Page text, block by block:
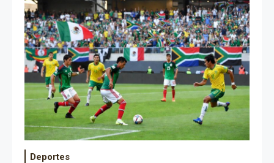
Deportes